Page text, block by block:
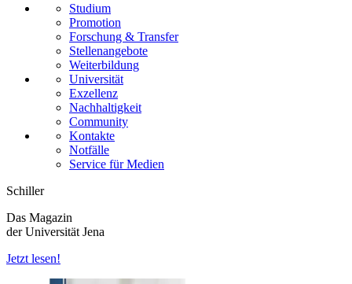
Studium
Promotion
Forschung & Transfer
Stellenangebote
Weiterbildung
Universität
Exzellenz
Nachhaltigkeit
Community
Kontakte
Notfälle
Service für Medien
Schiller
Das Magazin
der Universität Jena
Jetzt lesen!